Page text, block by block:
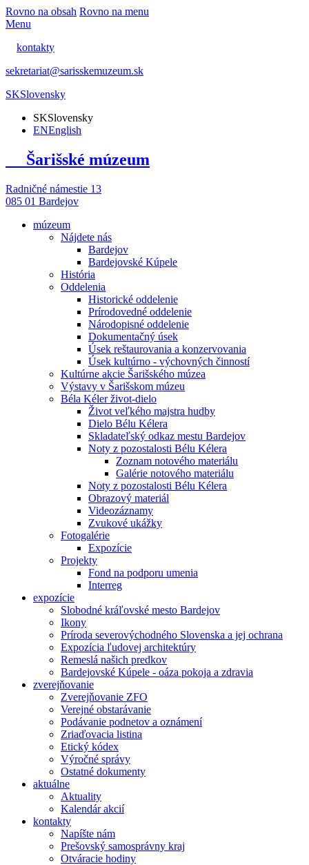
Rovno na obsah Rovno na menu
Menu
kontakty
sekretariat@sarisskemuzeum.sk
SKSlovensky
SKSlovensky
ENEnglish
Šarišské múzeum
Radničné námestie 13
085 01 Bardejov
múzeum
Nájdete nás
Bardejov
Bardejovské Kúpele
História
Oddelenia
Historické oddelenie
Prírodovedné oddelenie
Národopisné oddelenie
Dokumentačný úsek
Úsek reštaurovania a konzervovania
Úsek kultúrno - výchovných činností
Kultúrne akcie Šarišského múzea
Výstavy v Šarišskom múzeu
Béla Kéler život-dielo
Život veľkého majstra hudby
Dielo Bélu Kélera
Skladateľský odkaz mestu Bardejov
Noty z pozostalosti Bélu Kélera
Zoznam notového materiálu
Galérie notového materiálu
Noty z pozostalosti Bélu Kélera
Obrazový materiál
Videozáznamy
Zvukové ukážky
Fotogalérie
Expozície
Projekty
Fond na podporu umenia
Interreg
expozície
Slobodné kráľovské mesto Bardejov
Ikony
Príroda severovýchodného Slovenska a jej ochrana
Expozícia ľudovej architektúry
Remeslá našich predkov
Bardejovské Kúpele - oáza pokoja a zdravia
zverejňovanie
Zverejňovanie ZFO
Verejné obstarávanie
Podávanie podnetov a oznámení
Zriaďovacia listina
Etický kódex
Výročné správy
Ostatné dokumenty
aktuálne
Aktuality
Kalendár akcií
kontakty
Napíšte nám
Prešovský samosprávny kraj
Otváracie hodiny